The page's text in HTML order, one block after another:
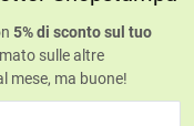
5% di sconto sul tuo
sulle altre
mese, ma buone!